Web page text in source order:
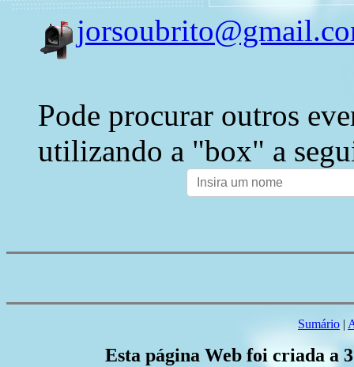
Pode procurar outros
utilizando a "box" a
Sumário |
Esta página Web foi criada a